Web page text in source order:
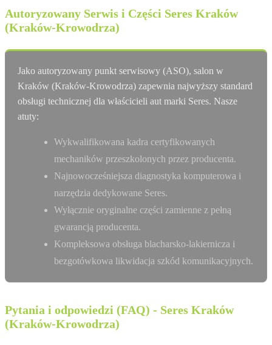
Autoryzowany Serwis i Części Seres Kraków
(Kraków-Krowodrza)
Jako autoryzowany punkt serwisowy (ASO), salon w
Kraków (Kraków-Krowodrza) zapewnia najwyższy standard
obsługi technicznej dla właścicieli aut marki Seres. Nasze
atuty:
Wykwalifikowana kadra certyfikowanych
mechaników przeszkolonych przez producenta.
Najnowocześniejsza diagnostyka komputerowa i
narzędzia dedykowane Seres.
Wyłącznie oryginalne części zamienne z pełną
gwarancją producenta.
Kompleksowa obsługa blacharsko-lakiernicza i
bezgotówkowa likwidacja szkód komunikacyjnych.
Pytania i odpowiedzi (FAQ) - Seres Kraków
(Kraków-Krowodrza)